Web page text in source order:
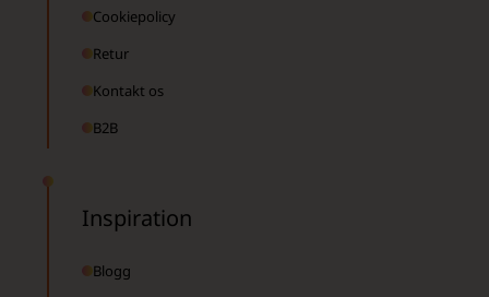
Cookiepolicy
Retur
Kontakt os
B2B
Inspiration
Blogg